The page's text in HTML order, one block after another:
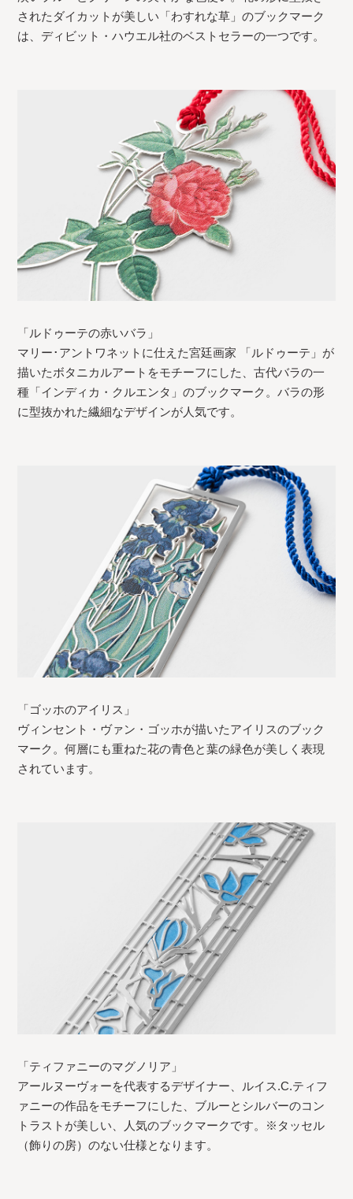
されたダイカットが美しい「わすれな草」のブックマーク
は、ディビット・ハウエル社のベストセラーの一つです。
「ルドゥーテの赤いバラ」
マリー･アントワネットに仕えた宮廷画家 「ルドゥーテ」が
描いたボタニカルアートをモチーフにした、古代バラの一
種「インディカ・クルエンタ」のブックマーク。バラの形
に型抜かれた繊細なデザインが人気です。
「ゴッホのアイリス」
ヴィンセント・ヴァン・ゴッホが描いたアイリスのブック
マーク。何層にも重ねた花の青色と葉の緑色が美しく表現
されています。
「ティファニーのマグノリア」
アールヌーヴォーを代表するデザイナー、ルイス.C.ティフ
ァニーの作品をモチーフにした、ブルーとシルバーのコン
トラストが美しい、人気のブックマークです。※タッセル
（飾りの房）のない仕様となります。